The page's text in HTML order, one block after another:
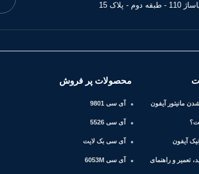
110 - طبقه دوم - پلاک 15
مانیتور آیفون
آیفون
تعمیر و راهنمای
محصولات پر فروش
آی سی 9801
آی سی 5526
آی سی بک لایت
آی سی 6053M